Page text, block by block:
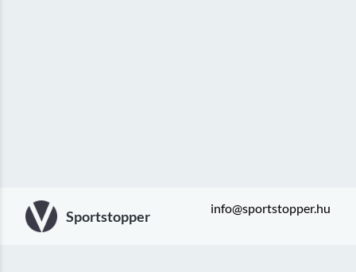
Sportstopper info@sportstopper.hu